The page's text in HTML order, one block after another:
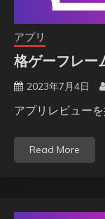
アプリ
格ゲーフレー
2023年7月4日
アプリレビュー
Read More